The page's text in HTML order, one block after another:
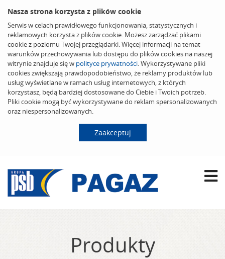
Nasza strona korzysta z plików cookie
Serwis w celach prawidłowego funkcjonowania, statystycznych i
reklamowych korzysta z plików cookie. Możesz zarządzać plikami
cookie z poziomu Twojej przeglądarki. Więcej informacji na temat
warunków przechowywania lub dostępu do plików cookies na naszej
witrynie znajduje się w polityce prywatności. Wykorzystywane pliki
cookies zwiększają prawdopodobieństwo, że reklamy produktów lub
usług wyświetlane w ramach usług internetowych, z których
korzystasz, będą bardziej dostosowane do Ciebie i Twoich potrzeb.
Pliki cookie mogą być wykorzystywane do reklam spersonalizowanych
oraz niespersonalizowanych.
Zaakceptuj
Produkty